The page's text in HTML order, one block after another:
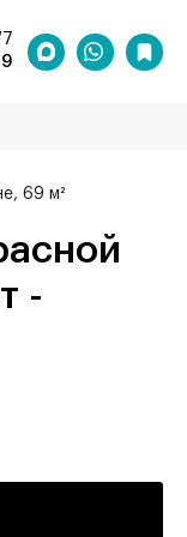
7
69 м²
-